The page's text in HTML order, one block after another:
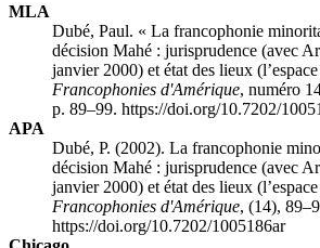
MLA
Dubé, Paul. « La francophonie
décision Mahé : jurisprudence (avec
janvier 2000) et état des lieux
Francophonies d'Amérique, numéro
p. 89–99. https://doi.org/10.7202/
APA
Dubé, P. (2002). La francophonie
décision Mahé : jurisprudence (avec
janvier 2000) et état des lieux
Francophonies d'Amérique, (14),
https://doi.org/10.7202/1005186ar